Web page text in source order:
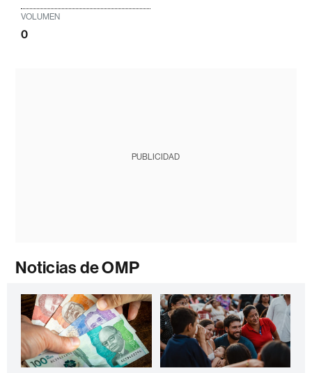
VOLUMEN
0
PUBLICIDAD
Noticias de OMP